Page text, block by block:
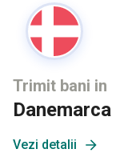
Trimit bani in
Danemarca
Vezi detalii